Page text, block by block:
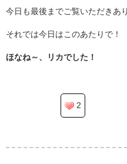
今日も最後までご覧いただきあ
それでは今日はこのあたりで！
ほなね～、リカでした！
2